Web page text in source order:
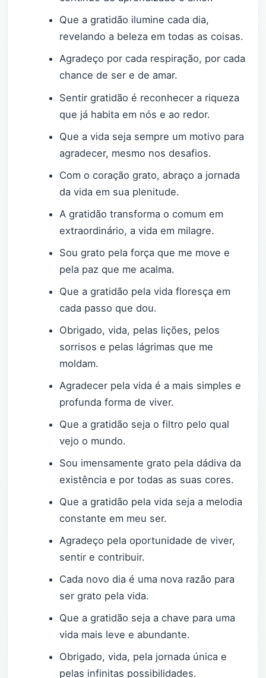
Que a gratidão ilumine cada dia,
revelando a beleza em todas as coisas.
Agradeço por cada respiração, por cada
chance de ser e de amar.
Sentir gratidão é reconhecer a riqueza
que já habita em nós e ao redor.
Que a vida seja sempre um motivo para
agradecer, mesmo nos desafios.
Com o coração grato, abraço a jornada
da vida em sua plenitude.
A gratidão transforma o comum em
extraordinário, a vida em milagre.
Sou grato pela força que me move e
pela paz que me acalma.
Que a gratidão pela vida floresça em
cada passo que dou.
Obrigado, vida, pelas lições, pelos
sorrisos e pelas lágrimas que me
moldam.
Agradecer pela vida é a mais simples e
profunda forma de viver.
Que a gratidão seja o filtro pelo qual
vejo o mundo.
Sou imensamente grato pela dádiva da
existência e por todas as suas cores.
Que a gratidão pela vida seja a melodia
constante em meu ser.
Agradeço pela oportunidade de viver,
sentir e contribuir.
Cada novo dia é uma nova razão para
ser grato pela vida.
Que a gratidão seja a chave para uma
vida mais leve e abundante.
Obrigado, vida, pela jornada única e
pelas infinitas possibilidades.